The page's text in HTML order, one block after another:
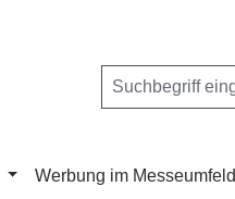
Werbung im Messeumfeld